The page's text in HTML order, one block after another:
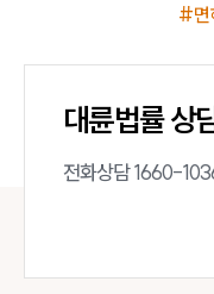
#면
대륜법률 상
전화상담 1660-